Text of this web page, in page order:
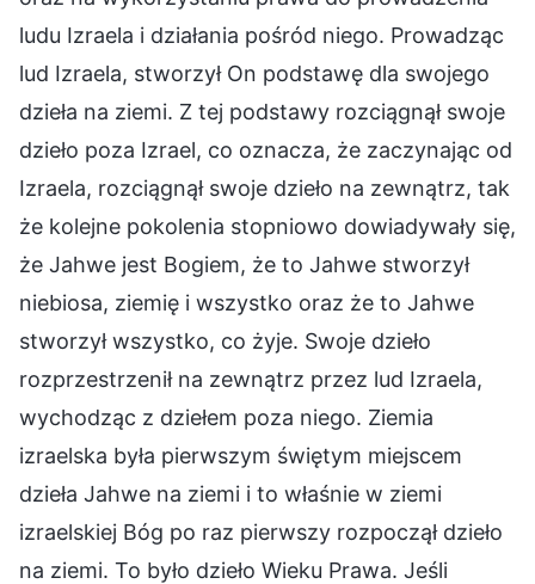
ludu Izraela i działania pośród niego. Prowadząc
lud Izraela, stworzył On podstawę dla swojego
dzieła na ziemi. Z tej podstawy rozciągnął swoje
dzieło poza Izrael, co oznacza, że zaczynając od
Izraela, rozciągnął swoje dzieło na zewnątrz, tak
że kolejne pokolenia stopniowo dowiadywały się,
że Jahwe jest Bogiem, że to Jahwe stworzył
niebiosa, ziemię i wszystko oraz że to Jahwe
stworzył wszystko, co żyje. Swoje dzieło
rozprzestrzenił na zewnątrz przez lud Izraela,
wychodząc z dziełem poza niego. Ziemia
izraelska była pierwszym świętym miejscem
dzieła Jahwe na ziemi i to właśnie w ziemi
izraelskiej Bóg po raz pierwszy rozpoczął dzieło
na ziemi. To było dzieło Wieku Prawa. Jeśli